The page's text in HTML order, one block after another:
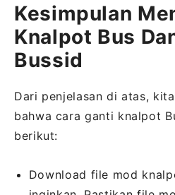
Kesimpulan
Knalpot Bus
Bussid
Dari penjelasan di atas,
bahwa cara ganti knalpot
berikut:
Download file mod